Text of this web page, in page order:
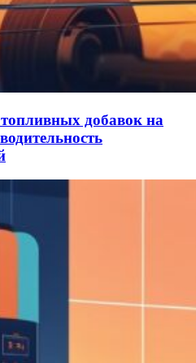
добавок на